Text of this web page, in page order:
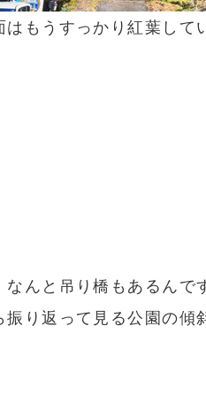
はもうすっかり紅葉して
なんと吊り橋もあるんで
振り返って見る公園の傾